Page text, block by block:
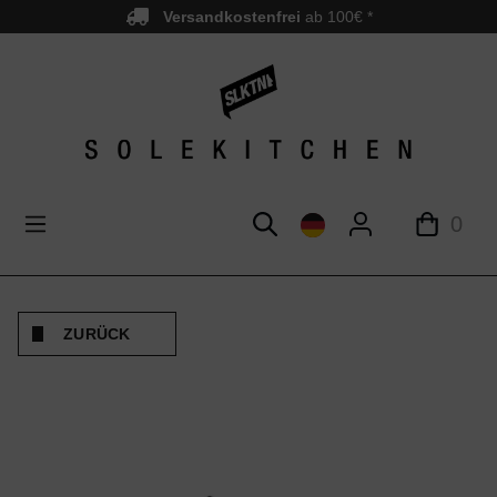
springen Versandkostenfrei ab 100€ *
0
ZURÜCK